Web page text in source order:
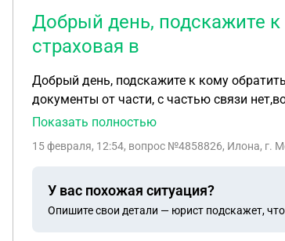
Добрый день, подскажите
страховая в
Добрый день, подскажите к кому
документы от части, с частью связи
кругу.
Показать полностью
15 февраля, 12:54, вопрос №4858826, Илона, г.
У вас похожая ситуация?
Опишите свои детали — юрист подскажет,